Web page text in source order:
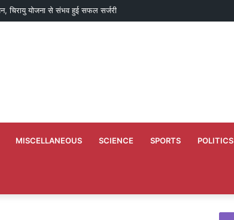
की वेबसाइट अस्थायी रूप से ठप, एसएसएल सर्टिफिकेट का काम जारी
MISCELLANEOUS SCIENCE SPORTS POLITICS